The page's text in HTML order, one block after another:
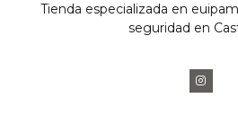
Tienda especializada en
seguridad en